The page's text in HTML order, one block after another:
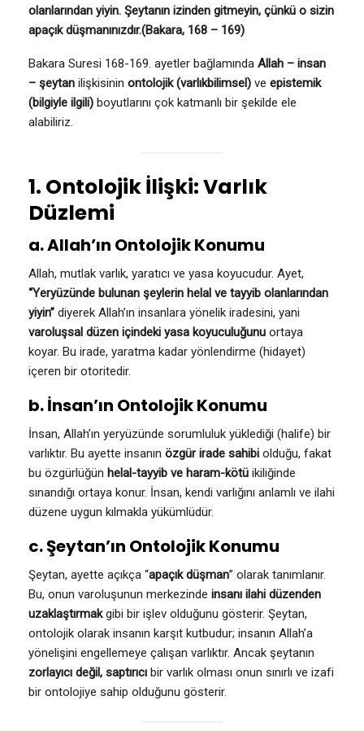
olanlarından yiyin. Şeytanın izinden gitmeyin, çünkü o sizin
apaçık düşmanınızdır.(Bakara, 168 – 169)
Bakara Suresi 168-169. ayetler bağlamında Allah – insan
– şeytan ilişkisinin ontolojik (varlıkbilimsel) ve epistemik
(bilgiyle ilgili) boyutlarını çok katmanlı bir şekilde ele
alabiliriz.
1. Ontolojik İlişki: Varlık
Düzlemi
a. Allah’ın Ontolojik Konumu
Allah, mutlak varlık, yaratıcı ve yasa koyucudur. Ayet,
“Yeryüzünde bulunan şeylerin helal ve tayyib olanlarından
yiyin” diyerek Allah’ın insanlara yönelik iradesini, yani
varoluşsal düzen içindeki yasa koyuculuğunu ortaya
koyar. Bu irade, yaratma kadar yönlendirme (hidayet)
içeren bir otoritedir.
b. İnsan’ın Ontolojik Konumu
İnsan, Allah’ın yeryüzünde sorumluluk yüklediği (halife) bir
varlıktır. Bu ayette insanın özgür irade sahibi olduğu, fakat
bu özgürlüğün helal-tayyib ve haram-kötü ikiliğinde
sınandığı ortaya konur. İnsan, kendi varlığını anlamlı ve ilahi
düzene uygun kılmakla yükümlüdür.
c. Şeytan’ın Ontolojik Konumu
Şeytan, ayette açıkça “apaçık düşman” olarak tanımlanır.
Bu, onun varoluşunun merkezinde insanı ilahi düzenden
uzaklaştırmakgibi bir işlev olduğunu gösterir. Şeytan,
ontolojik olarak insanın karşıt kutbudur; insanın Allah’a
yönelişini engellemeye çalışan varlıktır. Ancak şeytanın
zorlayıcı değil, saptırıcı bir varlık olması onun sınırlı ve izafi
bir ontolojiye sahip olduğunu gösterir.